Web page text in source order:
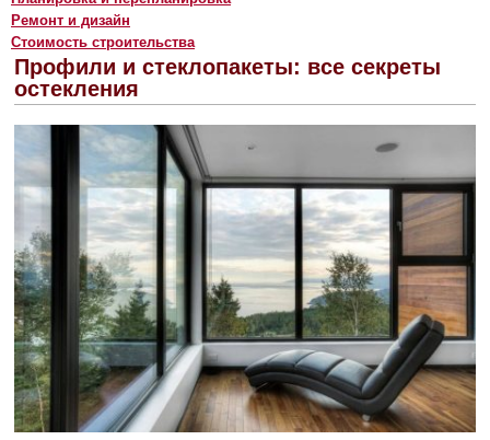
Ремонт и дизайн
Стоимость строительства
Профили и стеклопакеты: все секреты
остекления